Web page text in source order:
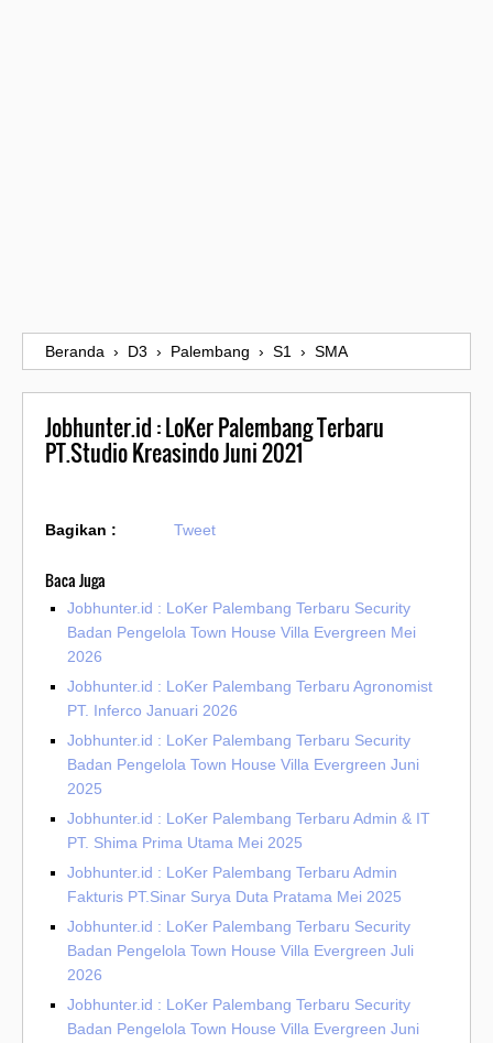
Beranda › D3 › Palembang › S1 › SMA
Jobhunter.id : LoKer Palembang Terbaru
PT.Studio Kreasindo Juni 2021
Bagikan : Tweet
Baca Juga
Jobhunter.id : LoKer Palembang Terbaru Security
Badan Pengelola Town House Villa Evergreen Mei
2026
Jobhunter.id : LoKer Palembang Terbaru Agronomist
PT. Inferco Januari 2026
Jobhunter.id : LoKer Palembang Terbaru Security
Badan Pengelola Town House Villa Evergreen Juni
2025
Jobhunter.id : LoKer Palembang Terbaru Admin & IT
PT. Shima Prima Utama Mei 2025
Jobhunter.id : LoKer Palembang Terbaru Admin
Fakturis PT.Sinar Surya Duta Pratama Mei 2025
Jobhunter.id : LoKer Palembang Terbaru Security
Badan Pengelola Town House Villa Evergreen Juli
2026
Jobhunter.id : LoKer Palembang Terbaru Security
Badan Pengelola Town House Villa Evergreen Juni